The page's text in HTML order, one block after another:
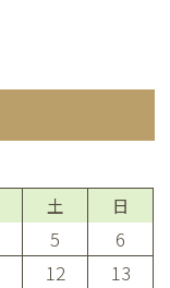
土 日
5
6
12
13